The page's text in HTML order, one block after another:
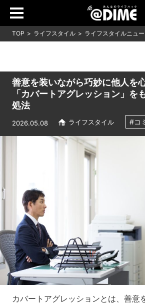
TOP ライフスタイル ライフスタイルニュ
善意を装いながら巧妙に他人を
「カバートアグレッション」を
処法
2026.05.08 ライフスタイル #コ
カバートアグレッションとは、善意